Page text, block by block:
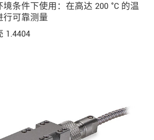
条件下使用：在高达 200 °C 的温
行可靠测量
1.4404